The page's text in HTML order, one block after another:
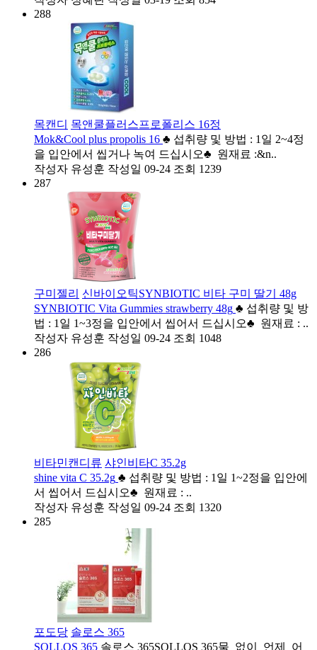
288
목캔디 목앤쿨플러스프로폴리스 16정
Mok&Cool plus propolis 16 ♣ 섭취량 및 방법 : 1일 2~4정
을 입안에서 씹거나 녹여 드십시오♣ 원재료 :&n..
작성자 유성훈 작성일 09-24 조회 1239
287
구미젤리 신바이오틱SYNBIOTIC 비타 구미 딸기 48g
SYNBIOTIC Vita Gummies strawberry 48g ♣ 섭취량 및 방
법 : 1일 1~3정을 입안에서 씹어서 드십시오♣ 원재료 : ..
작성자 유성훈 작성일 09-24 조회 1048
286
비타민캔디류 샤인비타C 35.2g
shine vita C 35.2g ♣ 섭취량 및 방법 : 1일 1~2정을 입안에
서 씹어서 드십시오♣ 원재료 : ..
작성자 유성훈 작성일 09-24 조회 1320
285
포도당 솔로스 365
SOLLOS 365 솔로스 365SOLLOS 365물 없이 언제 어